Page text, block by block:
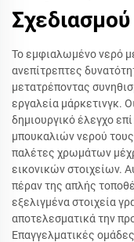
Σχεδιασμού
Το εμφιαλωμένο νερό
ανεπίτρεπτες
μετατρέποντας
εργαλεία μάρκετινγκ.
δημιουργικό έλεγχο
μπουκαλιών νερού
παλέτες χρωμάτων
εικονικών στοιχείων.
πέραν της απλής
εξελιγμένα στοιχεία
αποτελεσματικά την
Επαγγελματικές